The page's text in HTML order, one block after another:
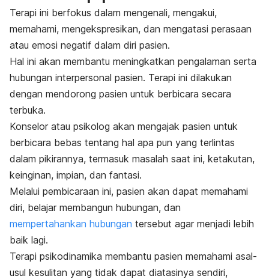
Terapi ini berfokus dalam mengenali, mengakui,
memahami, mengekspresikan, dan mengatasi perasaan
atau emosi negatif dalam diri pasien.
Hal ini akan membantu meningkatkan pengalaman serta
hubungan interpersonal pasien. Terapi ini dilakukan
dengan mendorong pasien untuk berbicara secara
terbuka.
Konselor atau psikolog akan mengajak pasien untuk
berbicara bebas tentang hal apa pun yang terlintas
dalam pikirannya, termasuk masalah saat ini, ketakutan,
keinginan, impian, dan fantasi.
Melalui pembicaraan ini, pasien akan dapat memahami
diri, belajar membangun hubungan, dan
mempertahankan hubungan tersebut agar menjadi lebih
baik lagi.
Terapi psikodinamika membantu pasien memahami asal-
usul kesulitan yang tidak dapat diatasinya sendiri,